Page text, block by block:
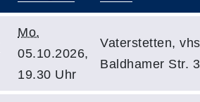
Mo.
05.10.2026,
19.30 Uhr
Vaterstetten,
Baldhamer Str.